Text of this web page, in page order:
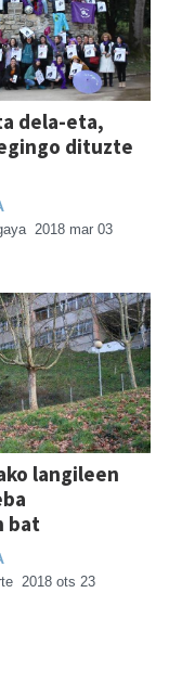
dela-eta,
dituzte
2018 mar 03
langileen
bat
2018 ots 23